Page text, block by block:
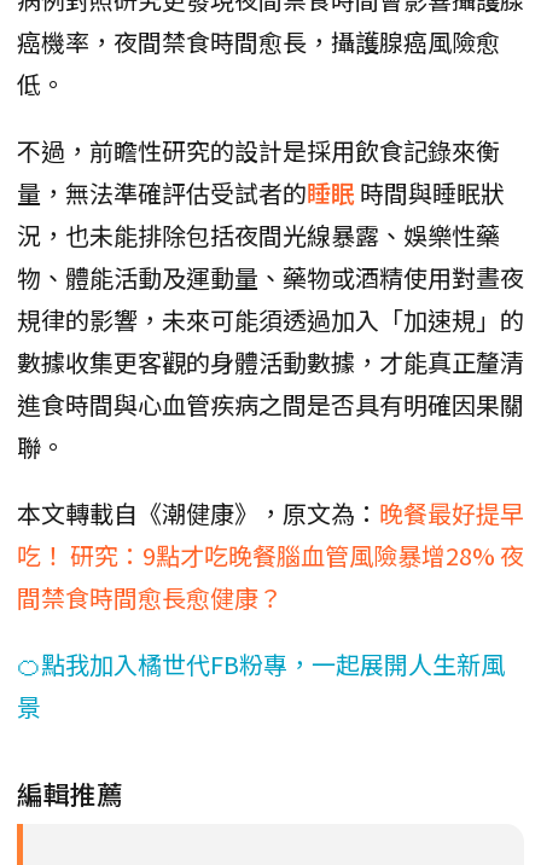
癌機率，夜間禁食時間愈長，攝護腺癌風險愈
低。
不過，前瞻性研究的設計是採用飲食記錄來衡
量，無法準確評估受試者的睡眠時間與睡眠狀
況，也未能排除包括夜間光線暴露、娛樂性藥
物、體能活動及運動量、藥物或酒精使用對晝夜
規律的影響，未來可能須透過加入「加速規」的
數據收集更客觀的身體活動數據，才能真正釐清
進食時間與心血管疾病之間是否具有明確因果關
聯。
本文轉載自《潮健康》，原文為： 晚餐最好提早
吃！ 研究：9點才吃晚餐腦血管風險暴增28% 夜
間禁食時間愈長愈健康？
🍊點我加入橘世代FB粉專，一起展開人生新風
景
編輯推薦